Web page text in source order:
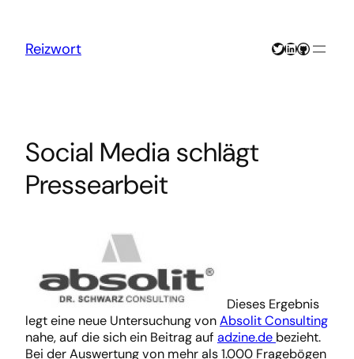
springen
Reizwort Twitter
LinkedIn
GitHub
Social Media schlägt
Pressearbeit
Dieses Ergebnis
legt eine neue Untersuchung vonAbsolit Consulting
nahe, auf die sich ein Beitrag auf adzine.de bezieht.
Bei der Auswertung von mehr als 1.000 Fragebögen